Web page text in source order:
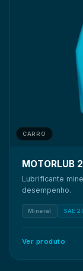
CARRO
MOTORLUB
Lubrificante
desempenho.
Mineral SAE
Ver produto